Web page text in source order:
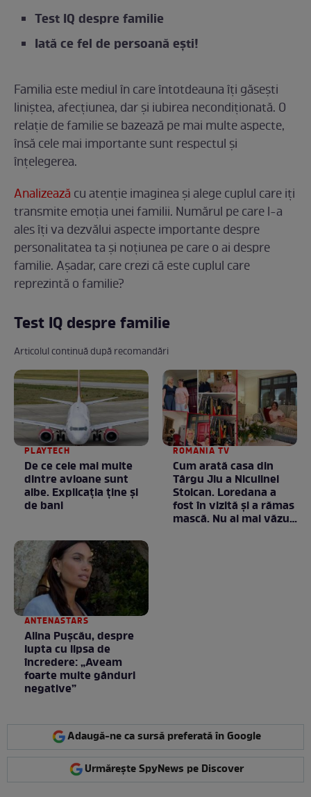
Test IQ despre familie
Iată ce fel de persoană ești!
Familia este mediul în care întotdeauna îți găsești
liniștea, afecțiunea, dar și iubirea necondiționată. O
relație de familie se bazează pe mai multe aspecte,
însă cele mai importante sunt respectul și
înțelegerea.
Analizează cu atenție imaginea și alege cuplul care iți
transmite emoția unei familii. Numărul pe care l-a
ales îți va dezvălui aspecte importante despre
personalitatea ta și noțiunea pe care o ai despre
familie. Așadar, care crezi că este cuplul care
reprezintă o familie?
Test IQ despre familie
Articolul continuă după recomandări
PLAYTECH
De ce cele mai multe
dintre avioane sunt
albe. Explicația ține și
de bani
ROMANIA TV
Cum arată casa din
Târgu Jiu a Niculinei
Stoican. Loredana a
fost în vizită și a rămas
mască. Nu ai mai văzut
ANTENASTARS
Alina Pușcău, despre
lupta cu lipsa de
încredere: „Aveam
foarte multe gânduri
negative”
Adaugă-ne ca sursă preferată în Google
Urmărește SpyNews pe Discover